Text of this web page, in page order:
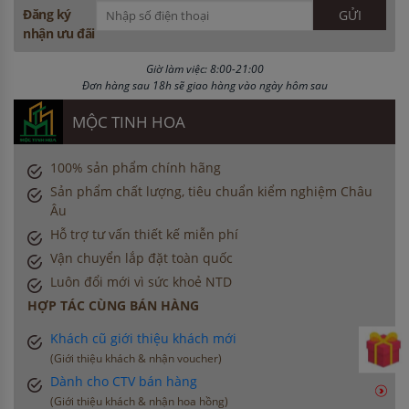
Đăng ký
nhận ưu đãi
Giờ làm việc: 8:00-21:00
Đơn hàng sau 18h sẽ giao hàng vào ngày hôm sau
MỘC TINH HOA
100% sản phẩm chính hãng
Sản phẩm chất lượng, tiêu chuẩn kiểm nghiệm Châu
Âu
Hỗ trợ tư vấn thiết kế miễn phí
Vận chuyển lắp đặt toàn quốc
Luôn đổi mới vì sức khoẻ NTD
HỢP TÁC CÙNG BÁN HÀNG
Khách cũ giới thiệu khách mới
(Giới thiệu khách & nhận voucher)
Dành cho CTV bán hàng
(Giới thiệu khách & nhận hoa hồng)